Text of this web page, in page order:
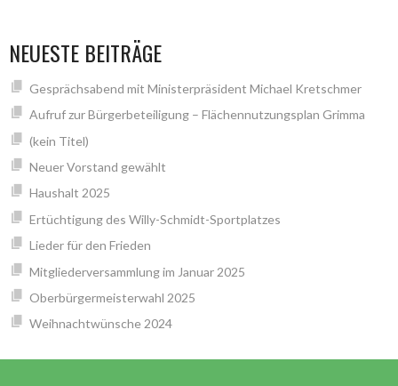
NEUESTE BEITRÄGE
Gesprächsabend mit Ministerpräsident Michael Kretschmer
Aufruf zur Bürgerbeteiligung – Flächennutzungsplan Grimma
(kein Titel)
Neuer Vorstand gewählt
Haushalt 2025
Ertüchtigung des Willy-Schmidt-Sportplatzes
Lieder für den Frieden
Mitgliederversammlung im Januar 2025
Oberbürgermeisterwahl 2025
Weihnachtwünsche 2024